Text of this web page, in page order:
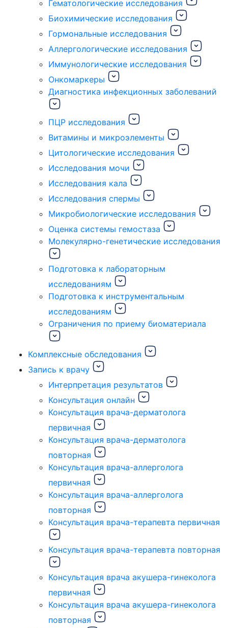
Гематологические исследования
Биохимические исследования
Гормональные исследования
Аллергологические исследования
Иммунологические исследования
Онкомаркеры
Диагностика инфекционных заболеваний
ПЦР исследования
Витамины и микроэлементы
Цитологические исследования
Исследования мочи
Исследования кала
Исследования спермы
Микробиологические исследования
Оценка системы гемостаза
Молекулярно-генетические исследования
Подготовка к лабораторным
исследованиям
Подготовка к инструментальным
исследованиям
Ограничения по приему биоматериала
Комплексные обследования
Запись к врачу
Интерпретация результатов
Консультация онлайн
Консультация врача-дерматолога
первичная
Консультация врача-дерматолога
повторная
Консультация врача-аллерголога
первичная
Консультация врача-аллерголога
повторная
Консультация врача-терапевта первичная
Консультация врача-терапевта повторная
Консультация врача акушера-гинеколога
первичная
Консультация врача акушера-гинеколога
повторная